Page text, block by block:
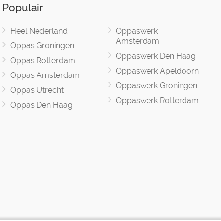
Populair
Heel Nederland
Oppas Groningen
Oppas Rotterdam
Oppas Amsterdam
Oppas Utrecht
Oppas Den Haag
Oppaswerk
Amsterdam
Oppaswerk Den Haag
Oppaswerk Apeldoorn
Oppaswerk Groningen
Oppaswerk Rotterdam